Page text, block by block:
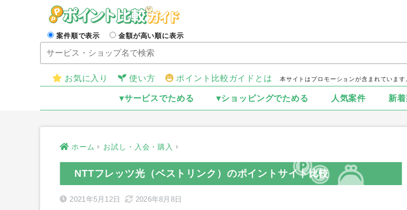
案件順で表示 金額が高い順に表示
お気に入り 使い方 ポイント比較ガイドとは 本サイトはプロモーションが含まれています
▾サービスでためる ▾ショッピングでためる 人気案件 新
ホーム お試し・入会・購入
NTTフレッツ光（ベストリンク）のポイントサイト比較
2021年5月12日 2026年8月8日